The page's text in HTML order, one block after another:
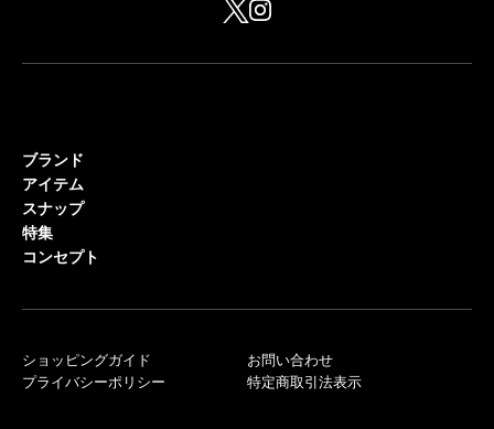
ブランド
アイテム
スナップ
特集
コンセプト
ショッピングガイド
プライバシーポリシー
お問い合わせ
特定商取引法表示